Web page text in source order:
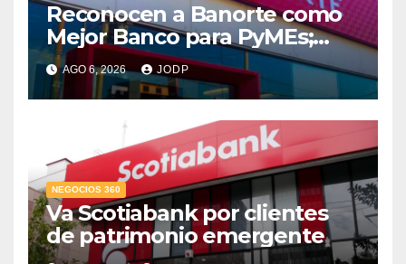
Reconocen a Banorte como
Mejor Banco para PyMEs;
supera 14% del mercado
crediticio
AGO 6, 2026 JODP
NEGOCIOS 360
Va Scotiabank por clientes
de patrimonio emergente